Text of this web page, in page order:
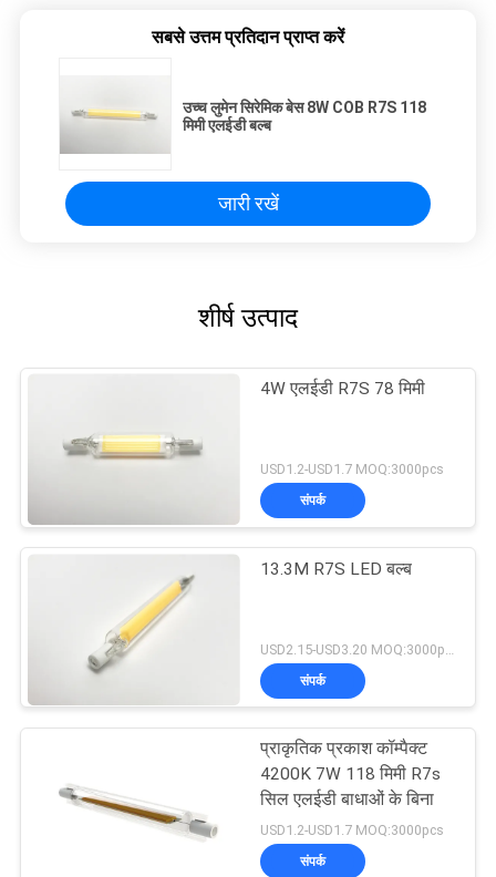
सबसे उत्तम प्रतिदान प्राप्त करें
उच्च लुमेन सिरेमिक बेस 8W COB R7S 118
मिमी एलईडी बल्ब
जारी रखें
शीर्ष उत्पाद
4W एलईडी R7S 78 मिमी
USD1.2-USD1.7 MOQ:3000pcs
संपर्क
13.3M R7S LED बल्ब
USD2.15-USD3.20 MOQ:3000pcs
संपर्क
प्राकृतिक प्रकाश कॉम्पैक्ट
4200K 7W 118 मिमी R7s
सिल एलईडी बाधाओं के बिना
USD1.2-USD1.7 MOQ:3000pcs
संपर्क